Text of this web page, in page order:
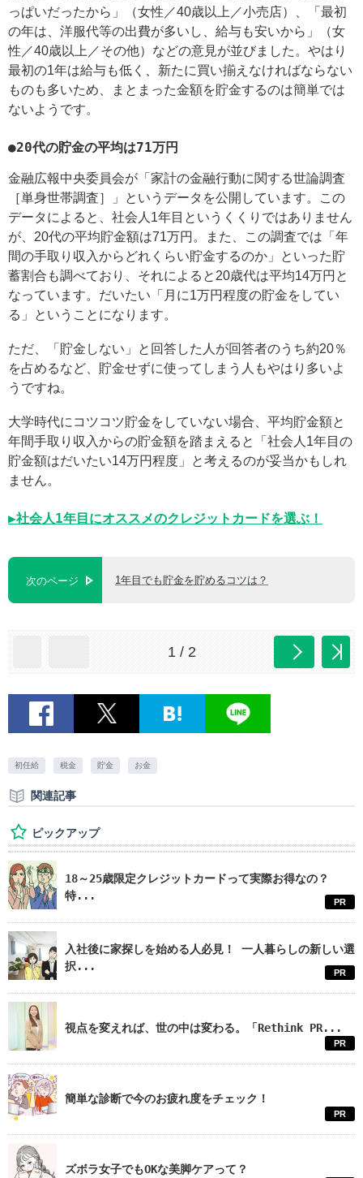
っぱいだったから」（女性／40歳以上／小売店）、「最初
の年は、洋服代等の出費が多いし、給与も安いから」（女
性／40歳以上／その他）などの意見が並びました。やはり
最初の1年は給与も低く、新たに買い揃えなければならない
ものも多いため、まとまった金額を貯金するのは簡単では
ないようです。
●20代の貯金の平均は71万円
金融広報中央委員会が「家計の金融行動に関する世論調査
［単身世帯調査］」というデータを公開しています。この
データによると、社会人1年目というくくりではありません
が、20代の平均貯金額は71万円。また、この調査では「年
間の手取り収入からどれくらい貯金するのか」といった貯
蓄割合も調べており、それによると20歳代は平均14万円と
なっています。だいたい「月に1万円程度の貯金をしてい
る」ということになります。
ただ、「貯金しない」と回答した人が回答者のうち約20％
を占めるなど、貯金せずに使ってしまう人もやはり多いよ
うですね。
大学時代にコツコツ貯金をしていない場合、平均貯金額と
年間手取り収入からの貯金額を踏まえると「社会人1年目の
貯金額はだいたい14万円程度」と考えるのが妥当かもしれ
ません。
▶社会人1年目にオススメのクレジットカードを選ぶ！
次のページ 1年目でも貯金を貯めるコツは？
1 / 2
初任給 税金 貯金 お金
関連記事
ピックアップ
18～25歳限定クレジットカードって実際お得なの？
特...
PR
入社後に家探しを始める人必見！ 一人暮らしの新しい選
択...
PR
視点を変えれば、世の中は変わる。「Rethink PR...
PR
簡単な診断で今のお疲れ度をチェック！
PR
ズボラ女子でもOKな美脚ケアって？